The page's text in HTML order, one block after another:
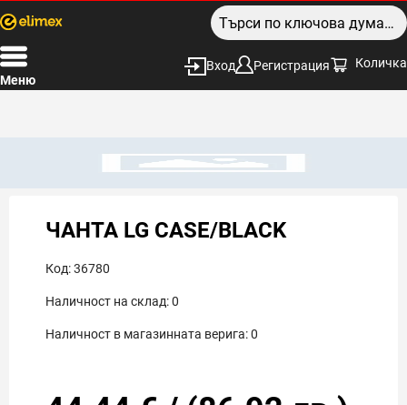
Меню
Вход Регистрация Количка
ЧАНТА LG CASE/BLACK
Код:36780
Наличност на склад:0
Наличност в магазинната верига:0